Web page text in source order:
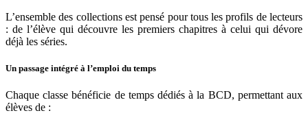
L’ensemble des collections est pensé pour tous les profils de lecteurs
: de l’élève qui découvre les premiers chapitres à celui qui dévore
déjà les séries.
Un passage intégré à l’emploi du temps
Chaque classe bénéficie de temps dédiés à la BCD, permettant aux
élèves de :